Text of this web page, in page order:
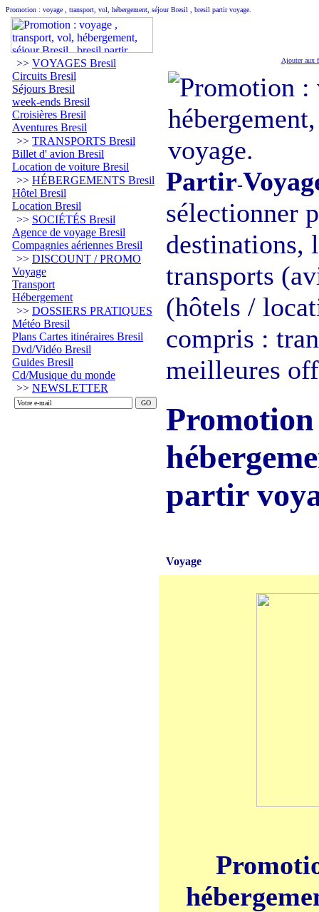
Promotion : voyage , transport, vol, hébergement, séjour Bresil , bresil partir voyage.
>> VOYAGES Bresil
Circuits Bresil
Séjours Bresil
week-ends Bresil
Croisières Bresil
Aventures Bresil
>> TRANSPORTS Bresil
Billet d' avion Bresil
Location de voiture Bresil
>> HÉBERGEMENTS Bresil
Hôtel Bresil
Location Bresil
>> SOCIÉTÉS Bresil
Agence de voyage Bresil
Compagnies aériennes Bresil
>> DISCOUNT / PROMO
Voyage
Transport
Hébergement
>> DOSSIERS PRATIQUES
Météo Bresil
Plans Cartes itinéraires Bresil
Dvd/Vidéo Bresil
Guides Bresil
Cd/Musique du monde
>> NEWSLETTER
Ajouter aux
Partir-
sélectionner
destinations,
transports
(hôtels /
compris :
meilleures
partir
Voyage